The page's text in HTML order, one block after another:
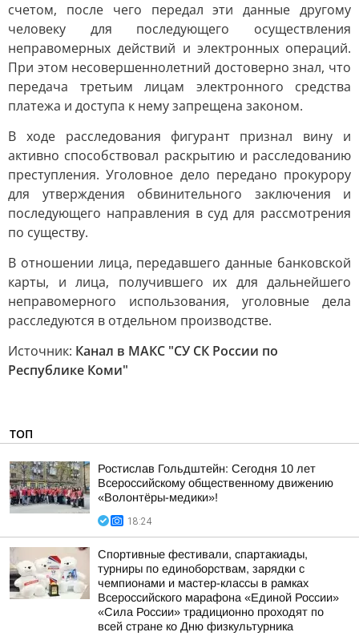
счетом, после чего передал эти данные другому
человеку для последующего осуществления
неправомерных действий и электронных операций.
При этом несовершеннолетний достоверно знал, что
передача третьим лицам электронного средства
платежа и доступа к нему запрещена законом.
В ходе расследования фигурант признал вину и
активно способствовал раскрытию и расследованию
преступления. Уголовное дело передано прокурору
для утверждения обвинительного заключения и
последующего направления в суд для рассмотрения
по существу.
В отношении лица, передавшего данные банковской
карты, и лица, получившего их для дальнейшего
неправомерного использования, уголовные дела
расследуются в отдельном производстве.
Источник: Канал в МАКС "СУ СК России по
Республике Коми"
ТОП
Ростислав Гольдштейн: Сегодня 10 лет
Всероссийскому общественному движению
«Волонтёры-медики»!
18:24
Спортивные фестивали, спартакиады,
турниры по единоборствам, зарядки с
чемпионами и мастер-классы в рамках
Всероссийского марафона «Единой России»
«Сила России» традиционно проходят по
всей стране ко Дню физкультурника